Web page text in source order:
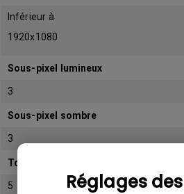
Réglages
Inférieur à
1920x1080
Sous-pixel lumineux
3
Sous-pixel sombre
3
Total de sous-pixels admissibles
5